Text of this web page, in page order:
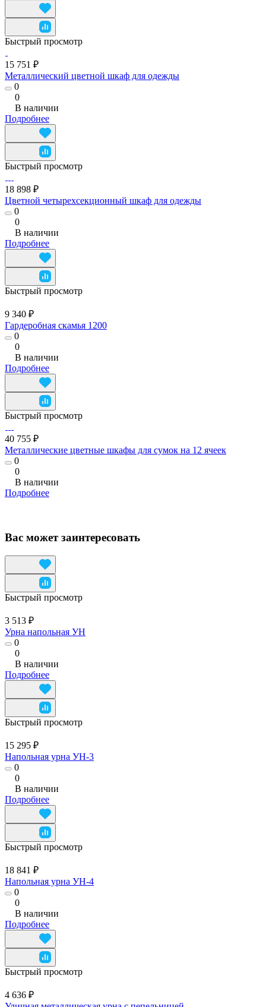
Быстрый просмотр
15 751 ₽
Металлический цветной шкаф для одежды
0
0
В наличии
Подробнее
Быстрый просмотр
18 898 ₽
Цветной четырехсекционный шкаф для одежды
0
0
В наличии
Подробнее
Быстрый просмотр
9 340 ₽
Гардеробная скамья 1200
0
0
В наличии
Подробнее
Быстрый просмотр
40 755 ₽
Металлические цветные шкафы для сумок на 12 ячеек
0
0
В наличии
Подробнее
Вас может заинтересовать
Быстрый просмотр
3 513 ₽
Урна напольная УН
0
0
В наличии
Подробнее
Быстрый просмотр
15 295 ₽
Напольная урна УН-3
0
0
В наличии
Подробнее
Быстрый просмотр
18 841 ₽
Напольная урна УН-4
0
0
В наличии
Подробнее
Быстрый просмотр
4 636 ₽